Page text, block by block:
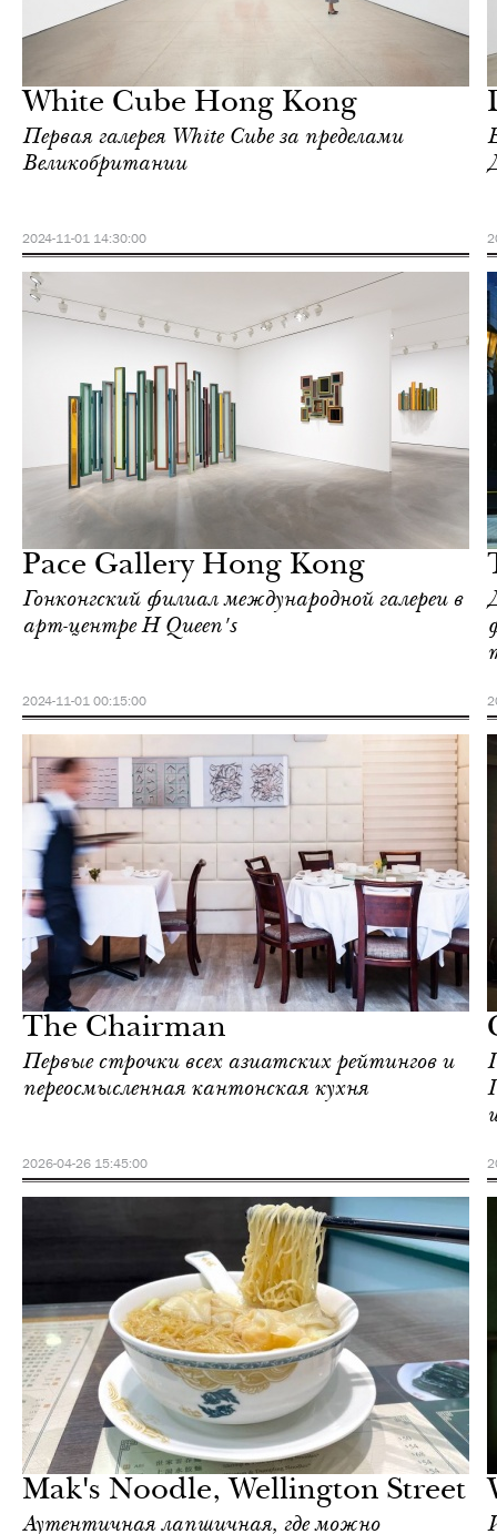
White Cube Hong Kong
Первая галерея White Cube за пределами
Великобритании
2024-11-01 14:30:00
Pace Gallery Hong Kong
Гонконгский филиал международной галереи в
арт-центре H Queen's
2024-11-01 00:15:00
The Chairman
Первые строчки всех азиатских рейтингов и
переосмысленная кантонская кухня
2026-04-26 15:45:00
Mak's Noodle, Wellington Street
Аутентичная лапшичная, где можно